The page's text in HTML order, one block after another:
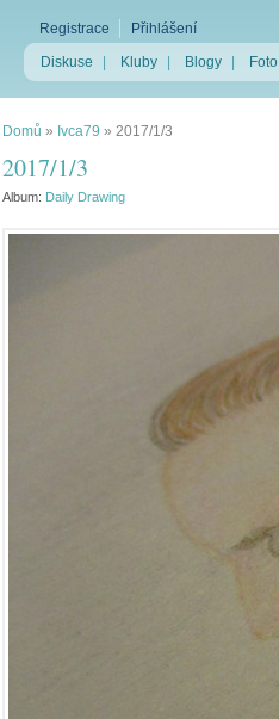
Registrace
Přihlášení
Diskuse
Kluby Blogy Foto
Domů » Ivca79 » 2017/1/3
2017/1/3
Album: Daily Drawing